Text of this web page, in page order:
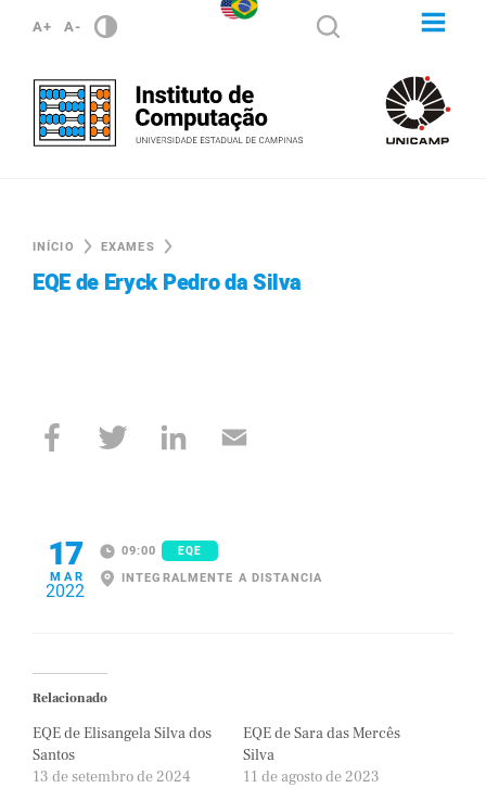
A+ A-
INÍCIO EXAMES
EQE de Eryck Pedro da Silva
17
MAR
2022
09:00 EQE
INTEGRALMENTE A DISTANCIA
Relacionado
EQE de Elisangela Silva dos
Santos
13 de setembro de 2024
EQE de Sara das Mercês
Silva
11 de agosto de 2023